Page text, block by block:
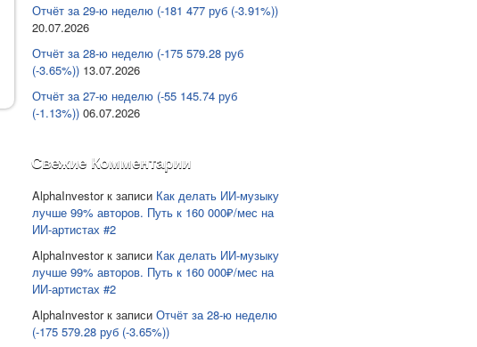
Отчёт за 29-ю неделю (-181 477 руб (-3.91%))
20.07.2026
Отчёт за 28-ю неделю (-175 579.28 руб
(-3.65%)) 13.07.2026
Отчёт за 27-ю неделю (-55 145.74 руб
(-1.13%)) 06.07.2026
Свежие Комментарии
AlphaInvestorк записи Как делать ИИ-музыку
лучше 99% авторов. Путь к 160 000₽/мес на
ИИ-артистах #2
AlphaInvestorк записи Как делать ИИ-музыку
лучше 99% авторов. Путь к 160 000₽/мес на
ИИ-артистах #2
AlphaInvestorк записи Отчёт за 28-ю неделю
(-175 579.28 руб (-3.65%))